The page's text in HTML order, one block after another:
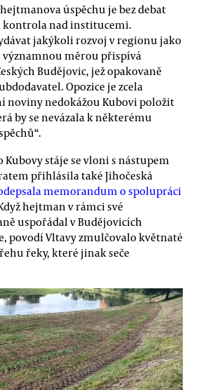
úspěchu je bez debat
kontrola nad institucemi.
jakýkoli rozvoj v regionu jako
měrou přispívá
Budějovic, jež opakovaně
Opozice je zcela
noviny nedokážou Kubovi položit
by se nevázala k některému
Kubovy stáje se vloni s nástupem
přihlásila také Jihočeská
memorandum o spolupráci
hejtman v rámci své
uspořádal v Budějovicích
povodí Vltavy zmulčovalo květnaté
řeky, které jinak seče